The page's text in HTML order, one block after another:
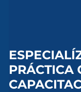
PRÁCTICA